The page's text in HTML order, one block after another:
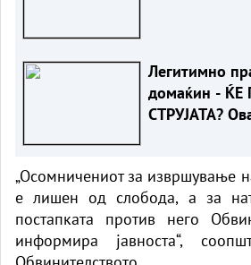
Легитимно
домаќин -
СТРУЈАТА?
„Осомничениот за извршување
е лишен од слобода, а за
постапката против него
информира јавноста“,